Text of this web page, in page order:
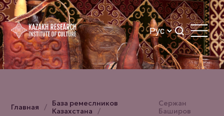
Главная
База ремеслников
Казахстана
Сержан
Баширов